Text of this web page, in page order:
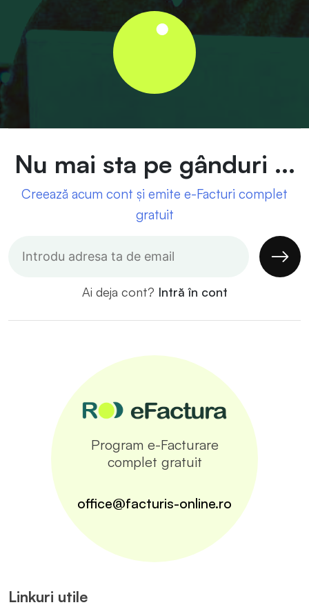
Nu mai sta pe gânduri ...
Creează acum cont și emite e-Facturi complet
gratuit
Ai deja cont? Intră în cont
Program e-Facturare
complet gratuit
office@facturis-online.ro
Linkuri utile